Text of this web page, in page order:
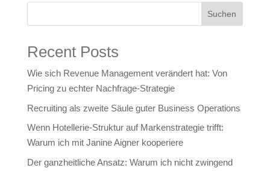
Suchen
Recent Posts
Wie sich Revenue Management verändert hat: Von
Pricing zu echter Nachfrage‑Strategie
Recruiting als zweite Säule guter Business Operations
Wenn Hotellerie‑Struktur auf Markenstrategie trifft:
Warum ich mit Janine Aigner kooperiere
Der ganzheitliche Ansatz: Warum ich nicht zwingend